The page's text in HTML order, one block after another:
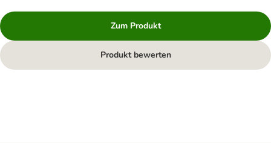
Zum Produkt
Produkt bewerten